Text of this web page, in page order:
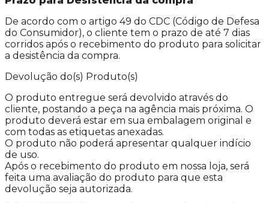
De acordo com o artigo 49 do CDC (Código de Defesa
do Consumidor), o cliente tem o prazo de até 7 dias
corridos após o recebimento do produto para solicitar
a desistência da compra.
Devolução do(s) Produto(s)
O produto entregue será devolvido através do
cliente, postando a peça na agência mais próxima. O
produto deverá estar em sua embalagem original e
com todas as etiquetas anexadas.
O produto não poderá apresentar qualquer indício
de uso.
Após o recebimento do produto em nossa loja, será
feita uma avaliação do produto para que esta
devolução seja autorizada.